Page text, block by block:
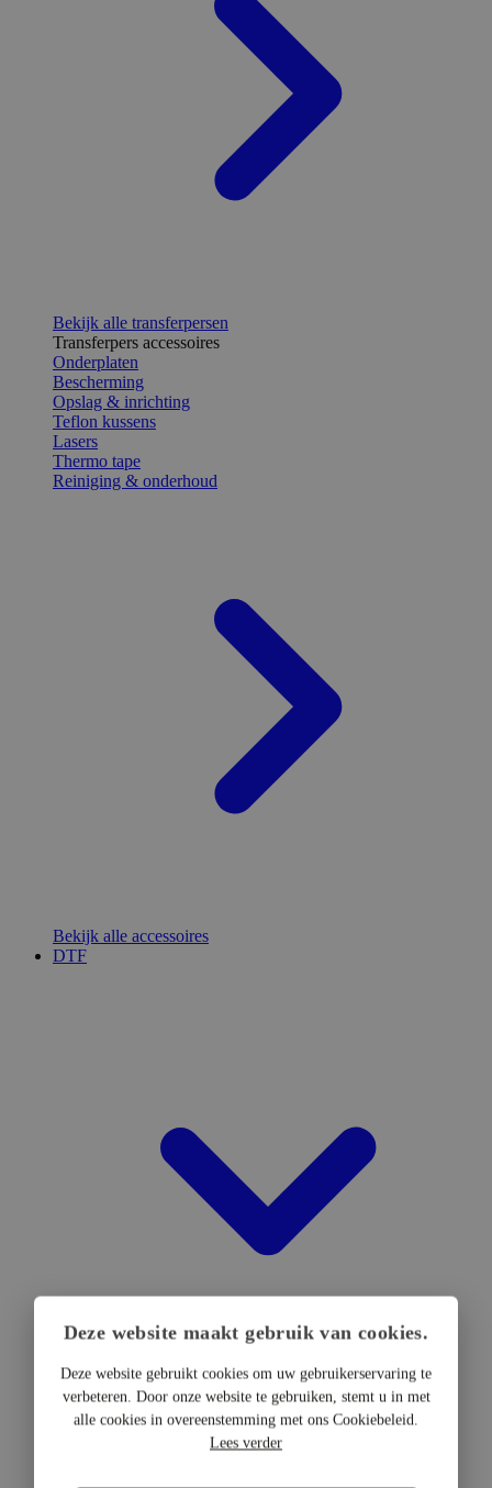
Bekijk alle transferpersen
Transferpers accessoires
Onderplaten
Bescherming
Opslag & inrichting
Teflon kussens
Lasers
Thermo tape
Reiniging & onderhoud
Bekijk alle accessoires
DTF
DTF Hardware
DTF Printers
Deze website maakt gebruik van cookies.
Deze website gebruikt cookies om uw gebruikerservaring te
verbeteren. Door onze website te gebruiken, stemt u in met
alle cookies in overeenstemming met ons Cookiebeleid.
Lees verder